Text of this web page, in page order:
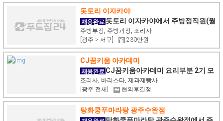
돗토리 이자카야
돗토리 이자카야에서 주방정직원(월
5회휴무)구합니다.
주방부장, 주방과장, 조리사
[광주 > 서구]
230만원
CJ꿈키움 아카데미
CJ꿈키움아카데미 요리부분 2기 모
집
조리사, 바리스타, 제과제빵사
[광주 전체]
협의후결정
탕화쿵푸마라탕 광주수완점